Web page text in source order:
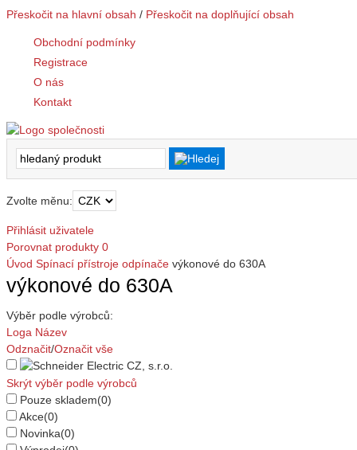
Přeskočit na hlavní obsah / Přeskočit na doplňující obsah
Obchodní podmínky
Registrace
O nás
Kontakt
Zvolte měnu:
Přihlásit uživatele
Porovnat produkty 0
Úvod Spínací přístroje odpínače výkonové do 630A
výkonové do 630A
Výběr podle výrobců:
Loga Název
Odznačit/Označit vše
Skrýt výběr podle výrobců
Pouze skladem(0)
Akce(0)
Novinka(0)